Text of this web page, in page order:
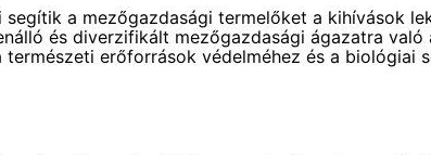
a mezőgazdasági termelőket a kihívások
és diverzifikált mezőgazdasági ágazatra
erőforrások védelméhez és a biológiai